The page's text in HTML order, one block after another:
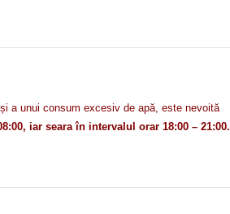
a unui consum excesiv de apă, este nevoită
iar seara în intervalul orar 18:00 – 21:00.